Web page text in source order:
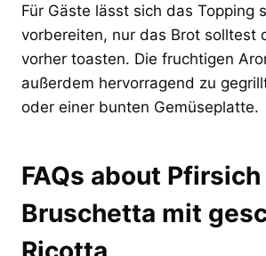
Für Gäste lässt sich das Topping
vorbereiten, nur das Brot solltest
vorher toasten. Die fruchtigen
außerdem hervorragend zu
oder einer bunten Gemüseplatte.
FAQs about Pfirsich
Bruschetta mit